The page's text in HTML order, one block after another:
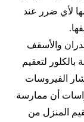
لأي ضرر عند
والأسقف
لتعقيم
الفيروسات
أن ممارسة
المنزل من